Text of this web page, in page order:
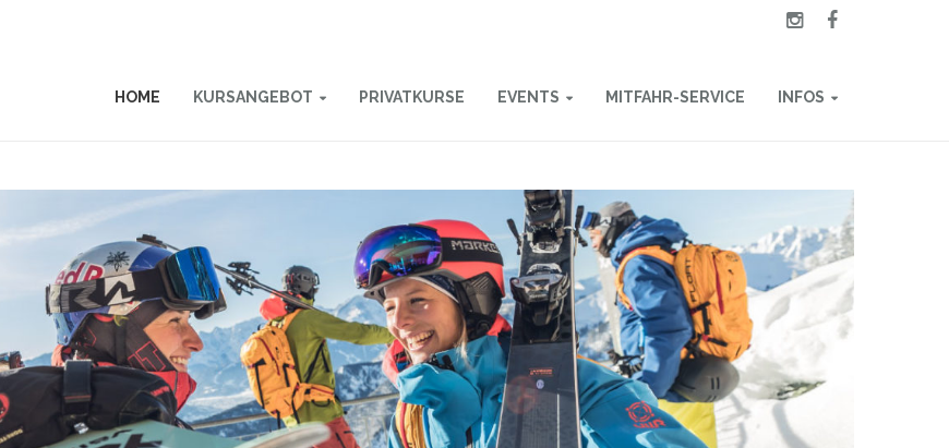
HOME KURSANGEBOT
KINDERGARTEN
ERWACHSENE
SNOWBOARD
PRIVAT & INTENSIV
PRIVATKURSE EVENTS
DER BERG RUFT
ISCHGL
NEU ERLEBEN
SKI OPENING
SKI FINISH
YOUR PERFECT DAY
MITFAHR-SERVICE INFOS
KURSEINTEILUNG
ABFAHRTSZEITEN
HALTESTELLEN